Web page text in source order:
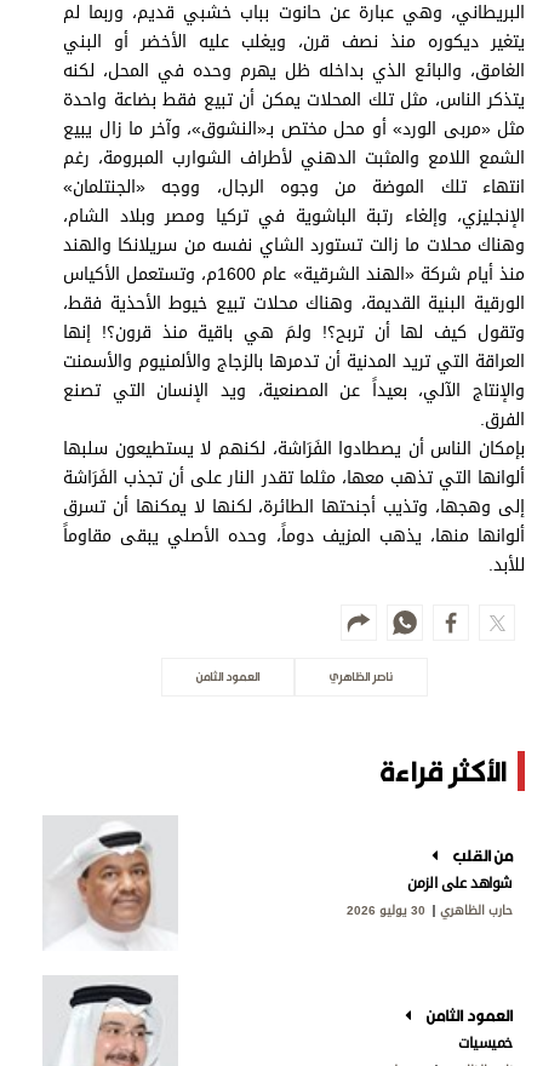
البريطاني، وهي عبارة عن حانوت بباب خشبي قديم، وربما لم
يتغير ديكوره منذ نصف قرن، ويغلب عليه الأخضر أو البني
الغامق، والبائع الذي بداخله ظل يهرم وحده في المحل، لكنه
يتذكر الناس، مثل تلك المحلات يمكن أن تبيع فقط بضاعة واحدة
مثل «مربى الورد» أو محل مختص بـ«النشوق»، وآخر ما زال يبيع
الشمع اللامع والمثبت الدهني لأطراف الشوارب المبرومة، رغم
انتهاء تلك الموضة من وجوه الرجال، ووجه «الجنتلمان»
الإنجليزي، وإلغاء رتبة الباشوية في تركيا ومصر وبلاد الشام،
وهناك محلات ما زالت تستورد الشاي نفسه من سريلانكا والهند
منذ أيام شركة «الهند الشرقية» عام 1600م، وتستعمل الأكياس
الورقية البنية القديمة، وهناك محلات تبيع خيوط الأحذية فقط،
وتقول كيف لها أن تربح؟! ولمَ هي باقية منذ قرون؟! إنها
العراقة التي تريد المدنية أن تدمرها بالزجاج والألمنيوم والأسمنت
والإنتاج الآلي، بعيداً عن المصنعية، ويد الإنسان التي تصنع
الفرق.
بإمكان الناس أن يصطادوا الفَرَاشة، لكنهم لا يستطيعون سلبها
ألوانها التي تذهب معها، مثلما تقدر النار على أن تجذب الفَرَاشة
إلى وهجها، وتذيب أجنحتها الطائرة، لكنها لا يمكنها أن تسرق
ألوانها منها، يذهب المزيف دوماً، وحده الأصلي يبقى مقاوماً
للأبد.
ناصر الظاهري العمود الثامن
الأكثر قراءة
من القلب
شواهد على الزمن
حارب الظاهري 30 يوليو 2026
العمود الثامن
خميسيات